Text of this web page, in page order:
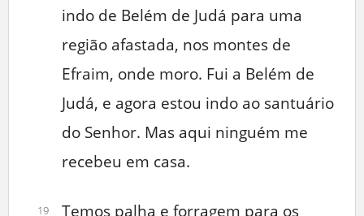
indo de Belém de Judá para uma
região afastada, nos montes de
Efraim, onde moro. Fui a Belém de
Judá, e agora estou indo ao santuário
do Senhor. Mas aqui ninguém me
recebeu em casa.
19
Temos palha e forragem para os